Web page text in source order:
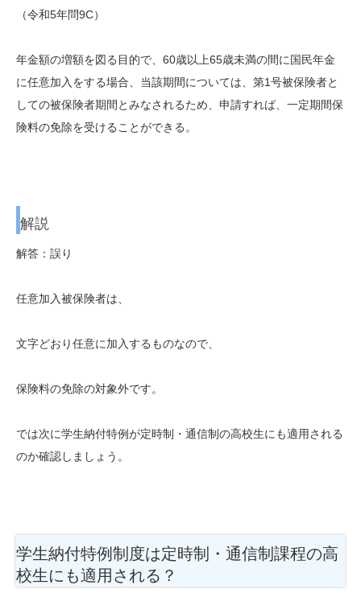
（令和5年問9C）
年金額の増額を図る目的で、60歳以上65歳未満の間に国民年金
に任意加入をする場合、当該期間については、第1号被保険者と
しての被保険者期間とみなされるため、申請すれば、一定期間保
険料の免除を受けることができる。
解説
解答：誤り
任意加入被保険者は、
文字どおり任意に加入するものなので、
保険料の免除の対象外です。
では次に学生納付特例が定時制・通信制の高校生にも適用される
のか確認しましょう。
学生納付特例制度は定時制・通信制課程の高
校生にも適用される？